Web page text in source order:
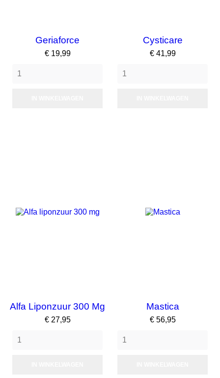
Geriaforce
Prijs
€ 19,99
Cysticare
Prijs
€ 41,99
Alfa Liponzuur 300 Mg
Prijs
€ 27,95
Mastica
Prijs
€ 56,95